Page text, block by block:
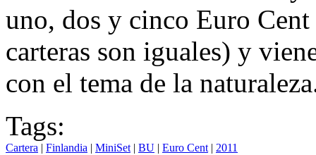
uno, dos y cinco Euro Cent
carteras son iguales) y
con el tema de la
Tags:
Cartera | Finlandia | MiniSet | BU | Euro Cent | 2011